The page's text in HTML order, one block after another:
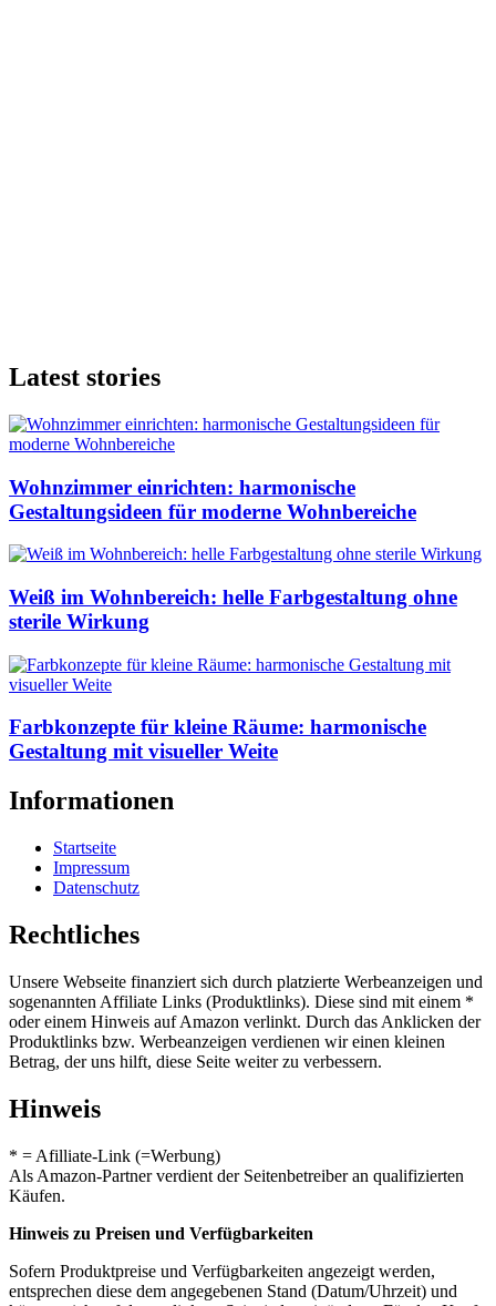
Latest stories
Wohnzimmer einrichten: harmonische
Gestaltungsideen für moderne Wohnbereiche
Weiß im Wohnbereich: helle Farbgestaltung ohne
sterile Wirkung
Farbkonzepte für kleine Räume: harmonische
Gestaltung mit visueller Weite
Informationen
Startseite
Impressum
Datenschutz
Rechtliches
Unsere Webseite finanziert sich durch platzierte Werbeanzeigen und
sogenannten Affiliate Links (Produktlinks). Diese sind mit einem *
oder einem Hinweis auf Amazon verlinkt. Durch das Anklicken der
Produktlinks bzw. Werbeanzeigen verdienen wir einen kleinen
Betrag, der uns hilft, diese Seite weiter zu verbessern.
Hinweis
* = Afilliate-Link (=Werbung)
Als Amazon-Partner verdient der Seitenbetreiber an qualifizierten
Käufen.
Hinweis zu Preisen und Verfügbarkeiten
Sofern Produktpreise und Verfügbarkeiten angezeigt werden,
entsprechen diese dem angegebenen Stand (Datum/Uhrzeit) und